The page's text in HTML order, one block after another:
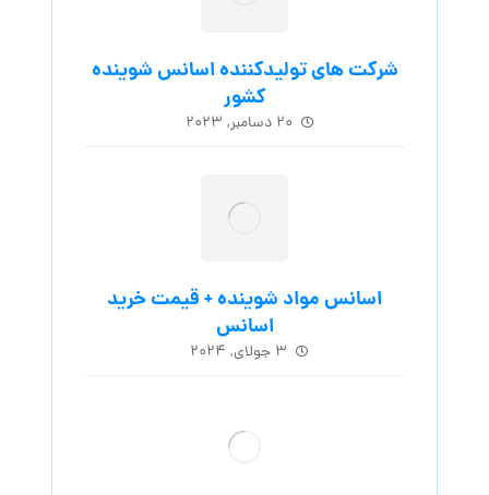
شرکت های تولیدکننده اسانس شوینده
کشور
۲۰ دسامبر, ۲۰۲۳
اسانس مواد شوینده + قیمت خرید
اسانس
۳ جولای, ۲۰۲۴